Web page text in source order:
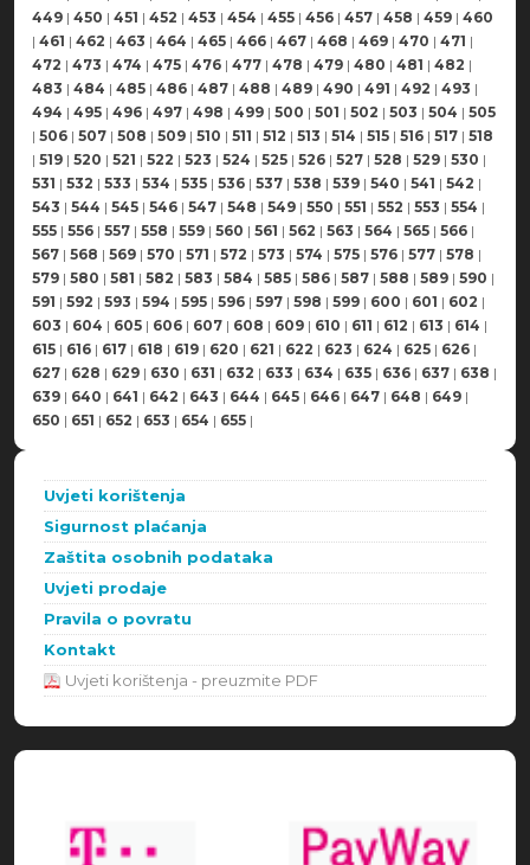
449 | 450 | 451 | 452 | 453 | 454 | 455 | 456 | 457 | 458 | 459 | 460
| 461 | 462 | 463 | 464 | 465 | 466 | 467 | 468 | 469 | 470 | 471 |
472 | 473 | 474 | 475 | 476 | 477 | 478 | 479 | 480 | 481 | 482 |
483 | 484 | 485 | 486 | 487 | 488 | 489 | 490 | 491 | 492 | 493 |
494 | 495 | 496 | 497 | 498 | 499 | 500 | 501 | 502 | 503 | 504 | 505
| 506 | 507 | 508 | 509 | 510 | 511 | 512 | 513 | 514 | 515 | 516 | 517 | 518
| 519 | 520 | 521 | 522 | 523 | 524 | 525 | 526 | 527 | 528 | 529 | 530 |
531 | 532 | 533 | 534 | 535 | 536 | 537 | 538 | 539 | 540 | 541 | 542 |
543 | 544 | 545 | 546 | 547 | 548 | 549 | 550 | 551 | 552 | 553 | 554 |
555 | 556 | 557 | 558 | 559 | 560 | 561 | 562 | 563 | 564 | 565 | 566 |
567 | 568 | 569 | 570 | 571 | 572 | 573 | 574 | 575 | 576 | 577 | 578 |
579 | 580 | 581 | 582 | 583 | 584 | 585 | 586 | 587 | 588 | 589 | 590 |
591 | 592 | 593 | 594 | 595 | 596 | 597 | 598 | 599 | 600 | 601 | 602 |
603 | 604 | 605 | 606 | 607 | 608 | 609 | 610 | 611 | 612 | 613 | 614 |
615 | 616 | 617 | 618 | 619 | 620 | 621 | 622 | 623 | 624 | 625 | 626 |
627 | 628 | 629 | 630 | 631 | 632 | 633 | 634 | 635 | 636 | 637 | 638 |
639 | 640 | 641 | 642 | 643 | 644 | 645 | 646 | 647 | 648 | 649 |
650 | 651 | 652 | 653 | 654 | 655 |
Uvjeti korištenja
Sigurnost plaćanja
Zaštita osobnih podataka
Uvjeti prodaje
Pravila o povratu
Kontakt
Uvjeti korištenja - preuzmite PDF